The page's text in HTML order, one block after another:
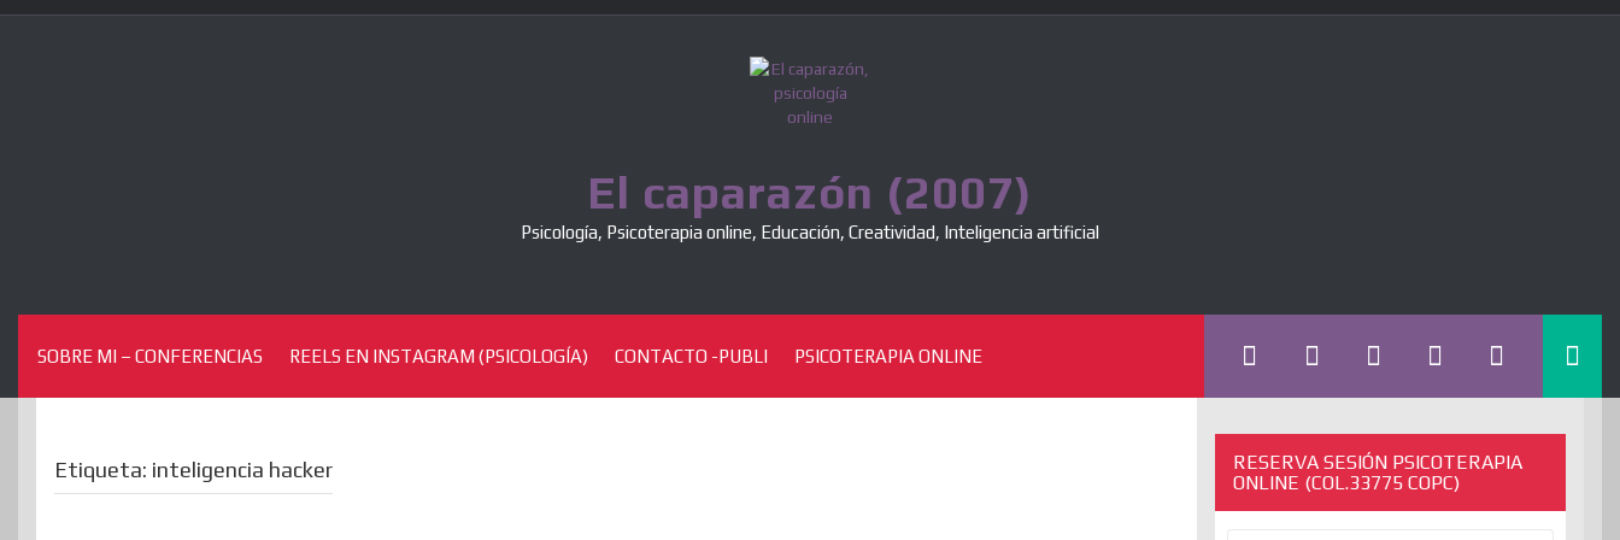
Skip
El caparazón (2007)
Psicología, Psicoterapia online, Educación, Creatividad, Inteligencia artificial
SOBRE MI – CONFERENCIAS REELS EN INSTAGRAM (PSICOLOGÍA) CONTACTO -PUBLI PSICOTERAPIA ONLINE
Etiqueta: inteligencia hacker
RESERVA SESIÓN PSICOTERAPIA
ONLINE (COL.33775 COPC)